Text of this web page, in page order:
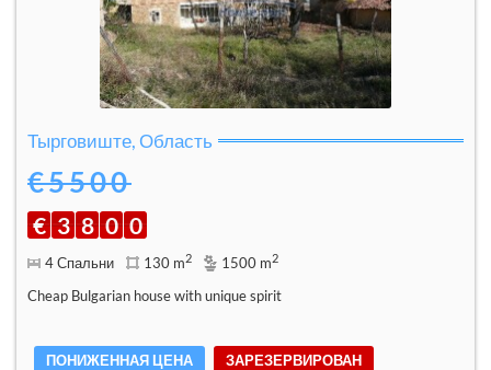
Тырговиште, Область
€5500
€ 3 8 0 0
4 Спальни 130 m2 1500 m2
Cheap Bulgarian house with unique spirit
ПОНИЖЕННАЯ ЦЕНА ЗАРЕЗЕРВИРОВАН